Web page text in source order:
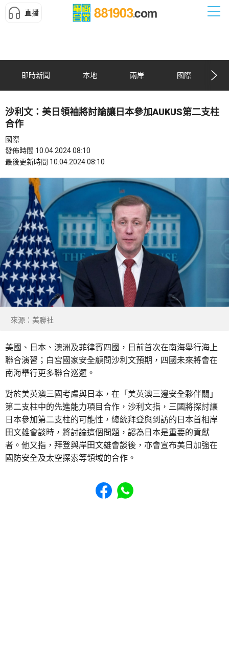
直播
即時新聞 本地 兩岸 國際
沙利文：美日領袖將討論讓日本參加AUKUS第二支柱
合作
國際
發佈時間 10.04.2024 08:10
最後更新時間 10.04.2024 08:10
來源：美聯社
美國、日本、澳洲及菲律賓四國，日前首次在南海舉行海上
聯合演習；白宮國家安全顧問沙利文預期，四國未來將會在
南海舉行更多聯合巡邏。
對於美英澳三國考慮與日本，在「美英澳三邊安全夥伴關」
第二支柱中的先進能力項目合作，沙利文指，三國將探討讓
日本參加第二支柱的可能性，總統拜登與到訪的日本首相岸
田文雄會談時，將討論這個問題，認為日本是重要的貢獻
者。他又指，拜登與岸田文雄會談後，亦會宣布美日加強在
國防安全及太空探索等領域的合作。
Share to Facebook
Share to WhatsApp